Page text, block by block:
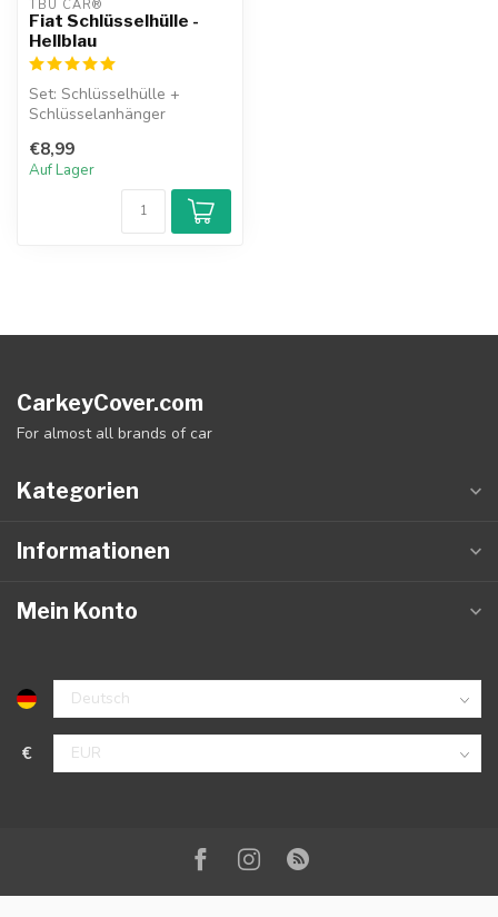
TBU CAR®
Fiat Schlüsselhülle -
Hellblau
Set: Schlüsselhülle +
Schlüsselanhänger
€8,99
Auf Lager
CarkeyCover.com
For almost all brands of car
Kategorien
Informationen
Mein Konto
€